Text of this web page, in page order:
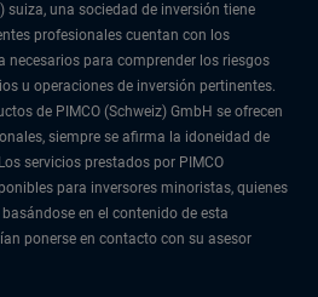
suiza, una sociedad de inversión tiene
profesionales cuentan con los
necesarios para comprender los riesgos
u operaciones de inversión pertinentes.
de PIMCO (Schweiz) GmbH se ofrecen
siempre se afirma la idoneidad de
servicios prestados por PIMCO
para inversores minoristas, quienes
en el contenido de esta
ponerse en contacto con su asesor